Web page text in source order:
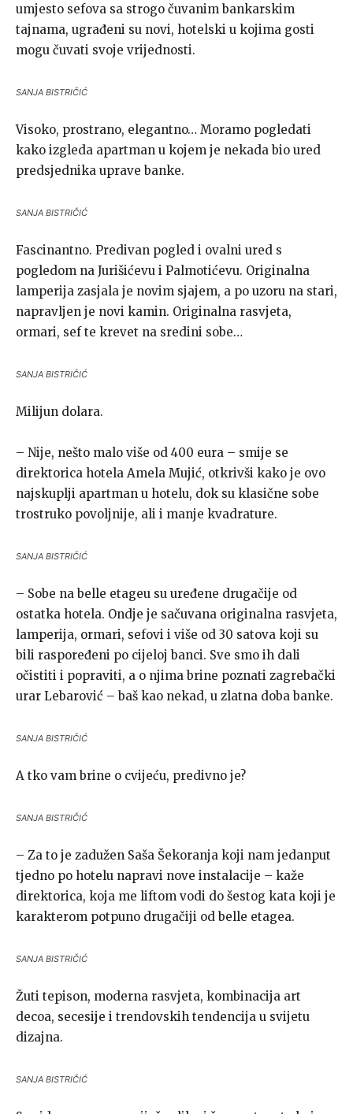
umjesto sefova sa strogo čuvanim bankarskim
tajnama, ugrađeni su novi, hotelski u kojima gosti
mogu čuvati svoje vrijednosti.
SANJA BISTRIČIĆ
Visoko, prostrano, elegantno… Moramo pogledati
kako izgleda apartman u kojem je nekada bio ured
predsjednika uprave banke.
SANJA BISTRIČIĆ
Fascinantno. Predivan pogled i ovalni ured s
pogledom na Jurišićevu i Palmotićevu. Originalna
lamperija zasjala je novim sjajem, a po uzoru na stari,
napravljen je novi kamin. Originalna rasvjeta,
ormari, sef te krevet na sredini sobe…
SANJA BISTRIČIĆ
Milijun dolara.
– Nije, nešto malo više od 400 eura – smije se
direktorica hotela Amela Mujić, otkrivši kako je ovo
najskuplji apartman u hotelu, dok su klasične sobe
trostruko povoljnije, ali i manje kvadrature.
SANJA BISTRIČIĆ
– Sobe na belle etageu su uređene drugačije od
ostatka hotela. Ondje je sačuvana originalna rasvjeta,
lamperija, ormari, sefovi i više od 30 satova koji su
bili raspoređeni po cijeloj banci. Sve smo ih dali
očistiti i popraviti, a o njima brine poznati zagrebački
urar Lebarović – baš kao nekad, u zlatna doba banke.
SANJA BISTRIČIĆ
A tko vam brine o cvijeću, predivno je?
SANJA BISTRIČIĆ
– Za to je zadužen Saša Šekoranja koji nam jedanput
tjedno po hotelu napravi nove instalacije – kaže
direktorica, koja me liftom vodi do šestog kata koji je
karakterom potpuno drugačiji od belle etagea.
SANJA BISTRIČIĆ
Žuti tepison, moderna rasvjeta, kombinacija art
decoa, secesije i trendovskih tendencija u svijetu
dizajna.
SANJA BISTRIČIĆ